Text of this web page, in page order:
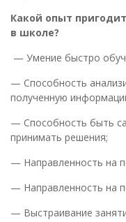
Какой опыт
в школе?
— Умение быстро
— Способность
полученную
— Способность быть
принимать решения;
— Направленность на
— Направленность на
— Выстраивание